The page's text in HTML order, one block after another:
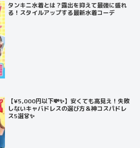
タンキニ水着とは？露出を抑えて最強に盛れ
る！スタイルアップする最新水着コーデ
【¥5,000円以下💸✨】安くても高見え！失敗
しないキャバドレスの選び方＆神コスパドレ
ス5選👗✨